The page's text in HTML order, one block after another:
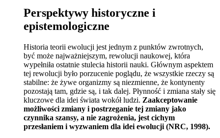
Perspektywy historyczne i
epistemologiczne
Historia teorii ewolucji jest jednym z punktów zwrotnych,
być może najważniejszym, rewolucji naukowej, która
wypełniła ostatnie stulecia historii nauki. Głównym aspektem
tej rewolucji było porzucenie poglądu, że wszystkie rzeczy są
stabilne: że żywe organizmy są niezmienne, że kontynenty
pozostają tam, gdzie są, i tak dalej. Płynność i zmiana stały się
kluczowe dla idei świata wokół ludzi. Zaakceptowanie
możliwości zmiany i postrzeganie tej zmiany jako
czynnika szansy, a nie zagrożenia, jest cichym
przesłaniem i wyzwaniem dla idei ewolucji (NRC, 1998).